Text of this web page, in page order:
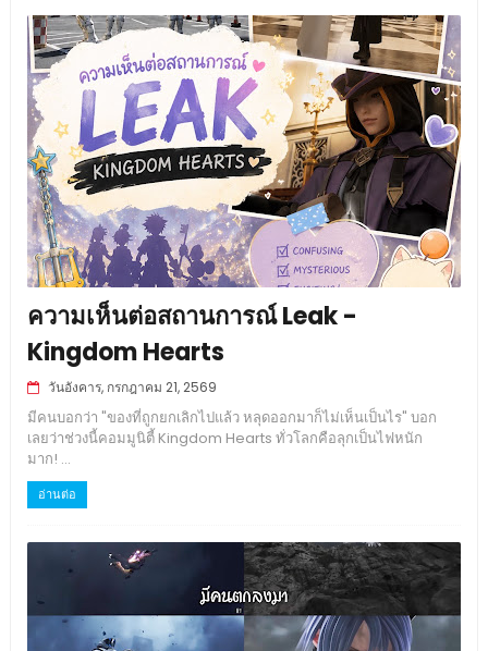
ความเห็นต่อสถานการณ์ Leak -
Kingdom Hearts
วันอังคาร, กรกฎาคม 21, 2569
มีคนบอกว่า "ของที่ถูกยกเลิกไปแล้ว หลุดออกมาก็ไม่เห็นเป็นไร" บอก
เลยว่าช่วงนี้คอมมูนิตี้ Kingdom Hearts ทั่วโลกคือลุกเป็นไฟหนัก
มาก! ...
อ่านต่อ